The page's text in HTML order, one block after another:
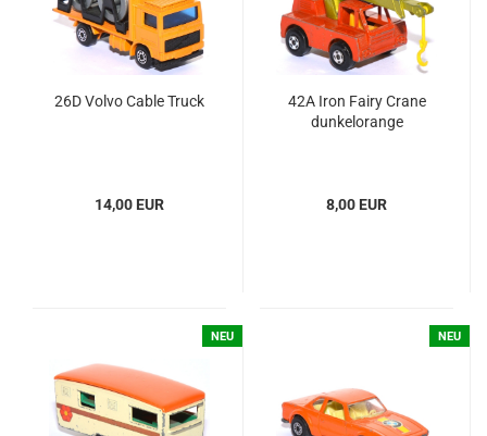
26D Volvo Cable Truck
14,00 EUR
42A Iron Fairy Crane
dun­kel­oran­ge
8,00 EUR
NEU NEU